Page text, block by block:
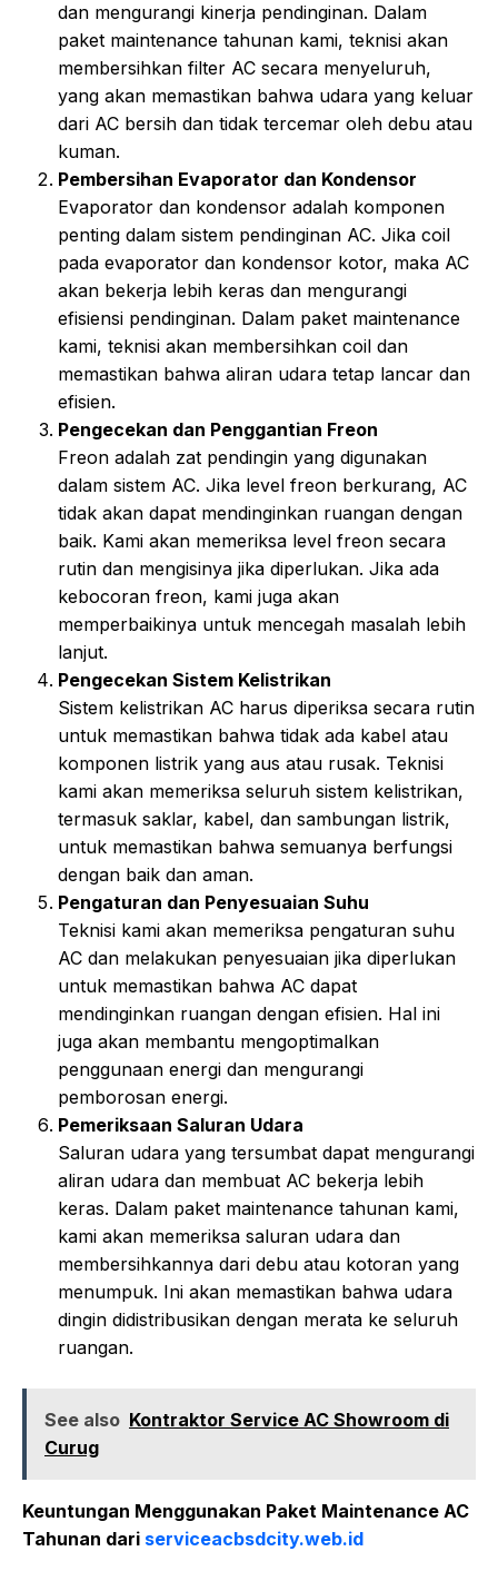
dan mengurangi kinerja pendinginan. Dalam
paket maintenance tahunan kami, teknisi akan
membersihkan filter AC secara menyeluruh,
yang akan memastikan bahwa udara yang keluar
dari AC bersih dan tidak tercemar oleh debu atau
kuman.
Pembersihan Evaporator dan Kondensor
Evaporator dan kondensor adalah komponen
penting dalam sistem pendinginan AC. Jika coil
pada evaporator dan kondensor kotor, maka AC
akan bekerja lebih keras dan mengurangi
efisiensi pendinginan. Dalam paket maintenance
kami, teknisi akan membersihkan coil dan
memastikan bahwa aliran udara tetap lancar dan
efisien.
Pengecekan dan Penggantian Freon
Freon adalah zat pendingin yang digunakan
dalam sistem AC. Jika level freon berkurang, AC
tidak akan dapat mendinginkan ruangan dengan
baik. Kami akan memeriksa level freon secara
rutin dan mengisinya jika diperlukan. Jika ada
kebocoran freon, kami juga akan
memperbaikinya untuk mencegah masalah lebih
lanjut.
Pengecekan Sistem Kelistrikan
Sistem kelistrikan AC harus diperiksa secara rutin
untuk memastikan bahwa tidak ada kabel atau
komponen listrik yang aus atau rusak. Teknisi
kami akan memeriksa seluruh sistem kelistrikan,
termasuk saklar, kabel, dan sambungan listrik,
untuk memastikan bahwa semuanya berfungsi
dengan baik dan aman.
Pengaturan dan Penyesuaian Suhu
Teknisi kami akan memeriksa pengaturan suhu
AC dan melakukan penyesuaian jika diperlukan
untuk memastikan bahwa AC dapat
mendinginkan ruangan dengan efisien. Hal ini
juga akan membantu mengoptimalkan
penggunaan energi dan mengurangi
pemborosan energi.
Pemeriksaan Saluran Udara
Saluran udara yang tersumbat dapat mengurangi
aliran udara dan membuat AC bekerja lebih
keras. Dalam paket maintenance tahunan kami,
kami akan memeriksa saluran udara dan
membersihkannya dari debu atau kotoran yang
menumpuk. Ini akan memastikan bahwa udara
dingin didistribusikan dengan merata ke seluruh
ruangan.
See also Kontraktor Service AC Showroom di
Curug
Keuntungan Menggunakan Paket Maintenance AC
Tahunan dari serviceacbsdcity.web.id